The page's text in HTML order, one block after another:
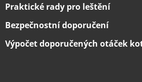
Praktické rady pro leštění
Bezpečnostní doporučení
Výpočet doporučených otáček